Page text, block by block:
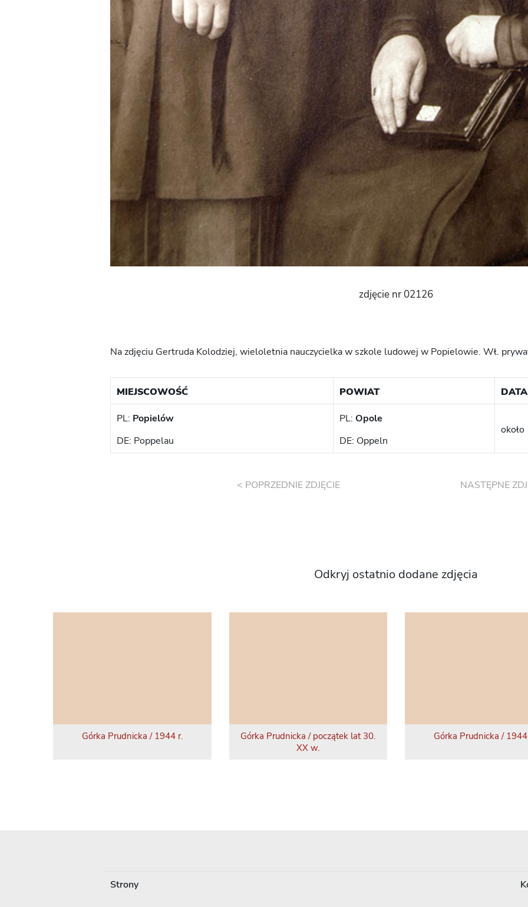
zdjęcie nr 02126
Na zdjęciu Gertruda Kolodziej, wieloletnia nauczycielka w szkole ludowej w Popielowie. Wł.
MIEJSCOWOŚĆ POWIAT DATA
PL: Popielów
DE: Poppelau
PL: Opole
DE: Oppeln
< POPRZEDNIE ZDJĘCIE NASTĘPNE
Odkryj ostatnio dodane zdjęcia
Górka Prudnicka / 1944 r.
Górka Prudnicka / początek lat 30.
XX w.
Górka Prudnicka /
Strony